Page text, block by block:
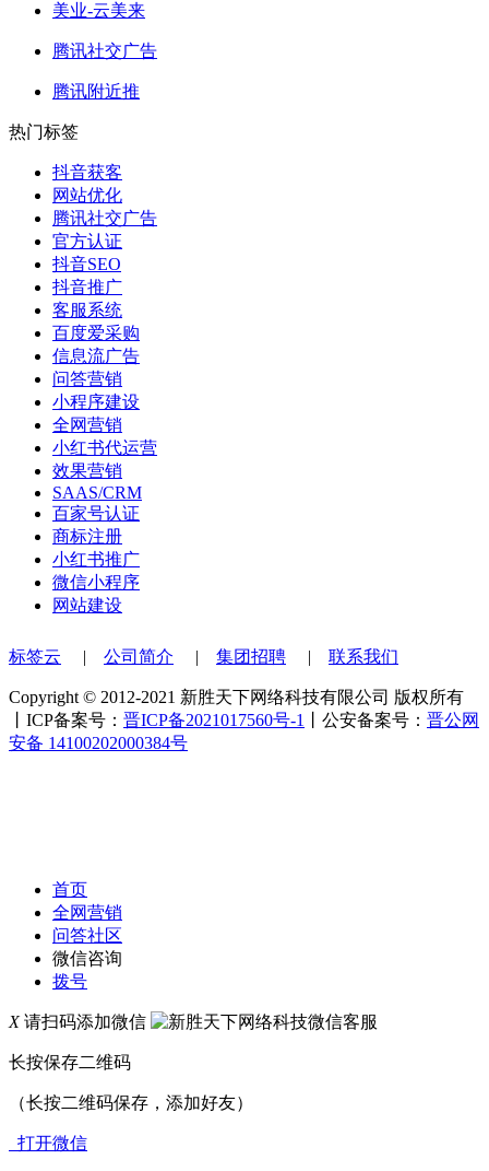
美业-云美来
腾讯社交广告
腾讯附近推
热门标签
抖音获客
网站优化
腾讯社交广告
官方认证
抖音SEO
抖音推广
客服系统
百度爱采购
信息流广告
问答营销
小程序建设
全网营销
小红书代运营
效果营销
SAAS/CRM
百家号认证
商标注册
小红书推广
微信小程序
网站建设
标签云 | 公司简介 | 集团招聘 | 联系我们
Copyright © 2012-2021 新胜天下网络科技有限公司 版权所有
丨ICP备案号： 晋ICP备2021017560号-1 丨公安备案号： 晋公网
安备 14100202000384号
首页
全网营销
问答社区
微信咨询
拨号
X请扫码添加微信
长按保存二维码
（长按二维码保存，添加好友）
打开微信